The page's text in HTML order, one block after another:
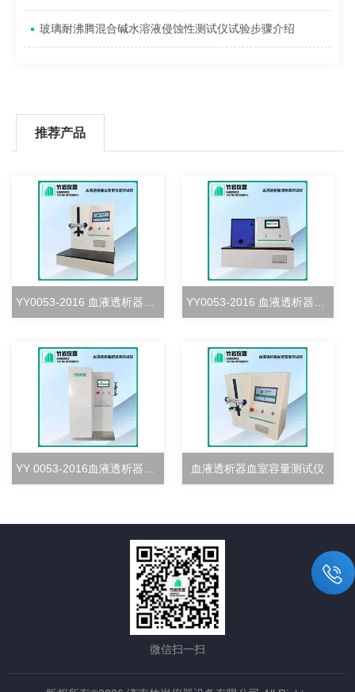
玻璃耐沸腾混合碱水溶液侵蚀性测试仪试验步骤介绍
推荐产品
YY0053-2016 血液透析器血室密合度测试仪 YY0053-2016 血液透析器清除率测试仪
YY 0053-2016血液透析器超滤率测试仪 血液透析器血室容量测试仪
微信扫一扫